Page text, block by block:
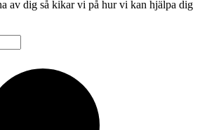
av dig så kikar vi på hur vi kan hjälpa dig